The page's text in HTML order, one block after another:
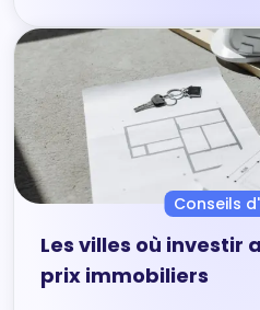
Conseils
Les villes où investir
prix immobiliers